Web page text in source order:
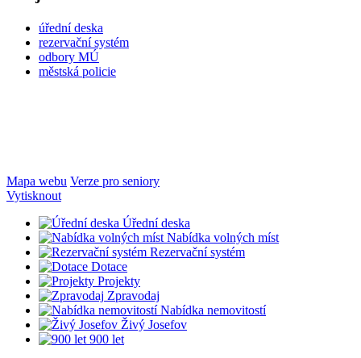
úřední deska
rezervační systém
odbory MÚ
městská policie
Mapa webu Verze pro seniory
Vytisknout
Úřední deska
Nabídka volných míst
Rezervační systém
Dotace
Projekty
Zpravodaj
Nabídka nemovitostí
Živý Josefov
900 let